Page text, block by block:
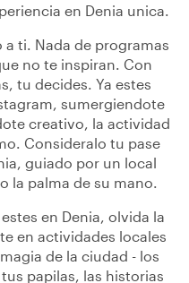
en Denia unica.
ti. Nada de programas
no te inspiran. Con
tu decides. Ya estes
sumergiendote
creativo, la actividad
Consideralo tu pase
guiado por un local
la palma de su mano.
en Denia, olvida la
en actividades locales
de la ciudad - los
papilas, las historias